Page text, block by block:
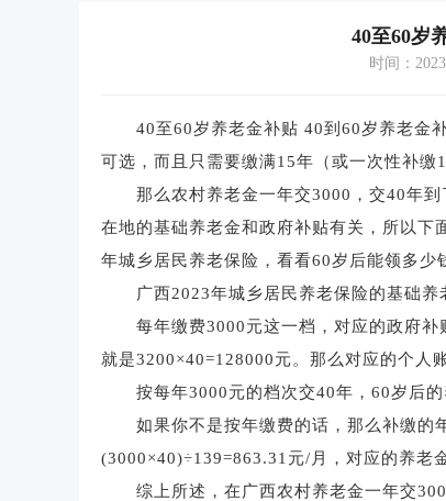
40至60岁
时间：
40至60岁养老金补贴 40到60岁养老金补
可选，而且只需要缴满15年（或一次性补缴
那么农村养老金一年交3000，交40年到
在地的基础养老金和政府补贴有关，所以下
年城乡居民养老保险，看看60岁后能领多少
广西2023年城乡居民养老保险的基础养
每年缴费3000元这一档，对应的政府补
就是3200×40=128000元。那么对应的个人
按每年3000元的档次交40年，60岁后的
如果你不是按年缴费的话，那么补缴的
(3000×40)÷139=863.31元/月，对应的养老
综上所述，在广西农村养老金一年交